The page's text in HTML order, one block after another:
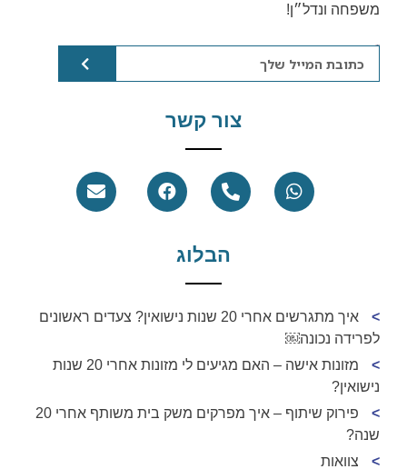
משפחה ונדל״ן!
צור קשר
הבלוג
איך מתגרשים אחרי 20 שנות נישואין? צעדים ראשונים
לפרידה נכונה￼
מזונות אישה – האם מגיעים לי מזונות אחרי 20 שנות
נישואין?
פירוק שיתוף – איך מפרקים משק בית משותף אחרי 20
שנה?
צוואות